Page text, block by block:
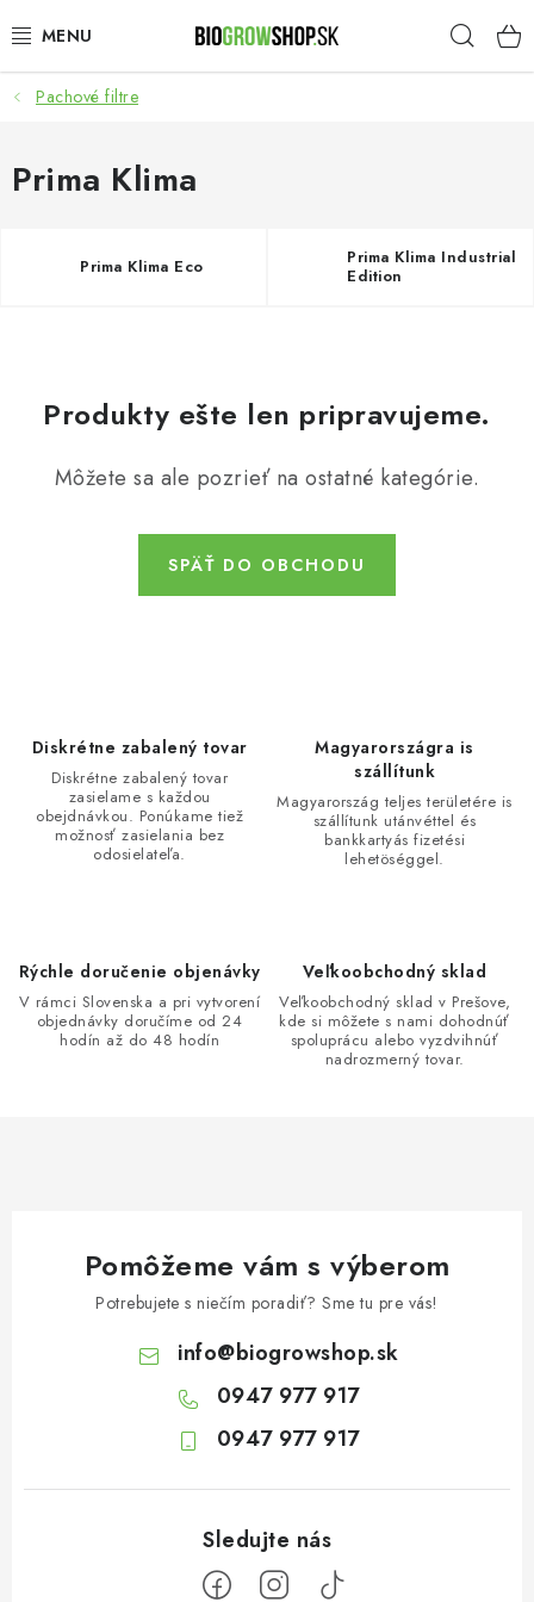
na
PESTOVANIE
HEADSHOP
50% ZĽAVA NA SEMENÁ
O nás
Platba a dodanie
Veľkoobchod
Formulár na odstúpenie od zmluvy
Pachové filtre
Prima Klima
Prima Klima Eco
Prima Klima Industrial
Edition
Produkty ešte len pripravujeme.
Môžete sa ale pozrieť na ostatné kategórie.
SPÄŤ DO OBCHODU
Diskrétne zabalený tovar
Diskrétne zabalený tovar
zasielame s každou
obejdnávkou. Ponúkame tiež
možnosť zasielania bez
odosielateľa.
Magyarországra is
szállítunk
Magyarország teljes területére is
szállítunk utánvéttel és
bankkartyás fizetési
lehetöséggel.
Rýchle doručenie objenávky
V rámci Slovenska a pri vytvorení
objednávky doručíme od 24
hodín až do 48 hodín
Veľkoobchodný sklad
Veľkoobchodný sklad v Prešove,
kde si môžete s nami dohodnúť
spoluprácu alebo vyzdvihnúť
nadrozmerný tovar.
Pomôžeme vám s výberom
Potrebujete s niečím poradiť? Sme tu pre vás!
info@biogrowshop.sk
0947 977 917
0947 977 917